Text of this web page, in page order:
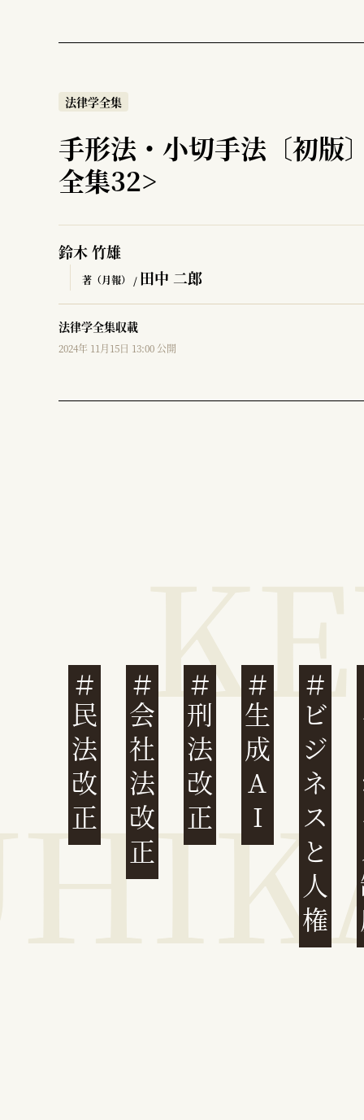
法律学全集
手形法・小切手法〔初
全集32>
鈴木 竹雄
著（月報） / 田中 二郎
法律学全集収載
2024年 11月15日 13:00 公開
民法改正 会社法改正 刑法改正 生成AI ビジネスと人権